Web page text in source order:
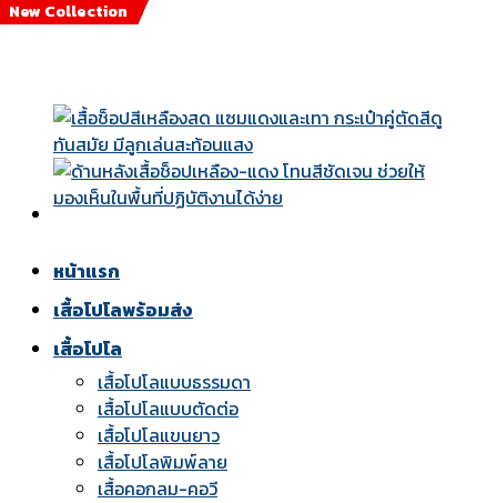
Skip
หน้าแรก
เสื้อโปโลพร้อมส่ง
เสื้อโปโล
เสื้อโปโลแบบธรรมดา
เสื้อโปโลแบบตัดต่อ
เสื้อโปโลแขนยาว
เสื้อโปโลพิมพ์ลาย
เสื้อคอกลม-คอวี
New Collection
New Collection
New Collection
New Collection
New Collection
New Collection
New Collection
New Collection